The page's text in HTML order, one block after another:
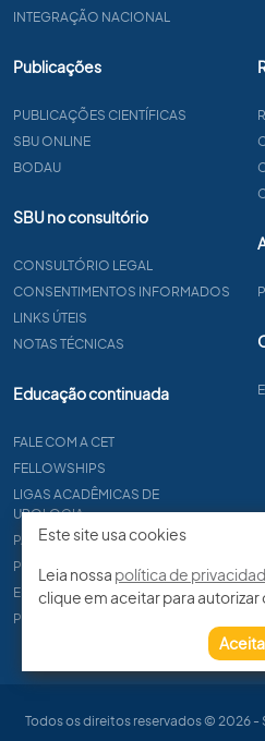
INTEGRAÇÃO NACIONAL
Publicações
PUBLICAÇÕES CIENTÍFICAS
SBU ONLINE
BODAU
SBU no consultório
CONSULTÓRIO LEGAL
CONSENTIMENTOS INFORMADOS
LINKS ÚTEIS
NOTAS TÉCNICAS
Educação continuada
FALE COM A CET
FELLOWSHIPS
LIGAS ACADÊMICAS DE
UROLOGIA
PAPER
PROCET
EDITAIS
PROGRAMA DE RESIDÊNCIA
Todos os direitos reservados © 2026
Este site usa cookies
Leia nossa política de
clique em aceitar para autorizar